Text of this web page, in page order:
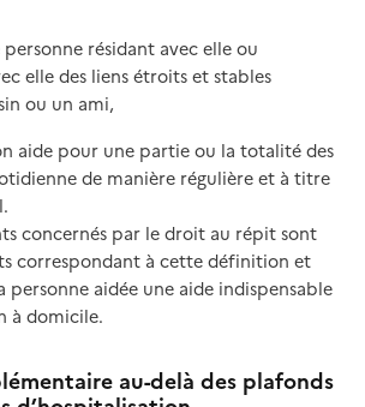
résidant avec elle ou
elle des liens étroits et stables
ou un ami,
aide pour une partie ou la totalité des
de manière régulière et à titre
concernés par le droit au répit sont
correspondant à cette définition et
aidée une aide indispensable
à domicile.
au-delà des plafonds